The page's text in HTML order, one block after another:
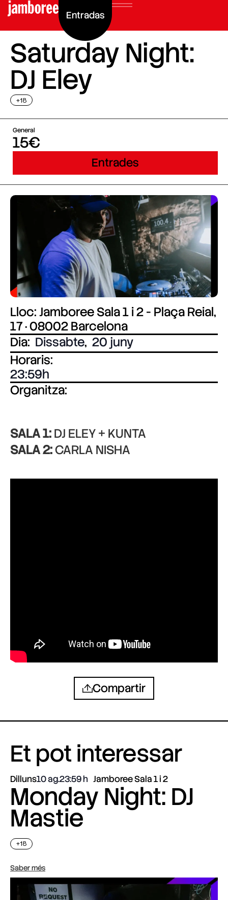
Entradas
Saturday Night:
DJ Eley
+18
General
15€
Entrades
Lloc: Jamboree Sala 1 i 2 - Plaça Reial,
17 · 08002 Barcelona
Dia: Dissabte, 20 juny
Horaris:
23:59
Organitza:
SALA 1:DJ ELEY + KUNTA
SALA 2:CARLA NISHA
Compartir
Et pot interessar
Dilluns10 ag.23:59 Jamboree Sala 1 i 2
Monday Night: DJ
Mastie
+18
Saber més